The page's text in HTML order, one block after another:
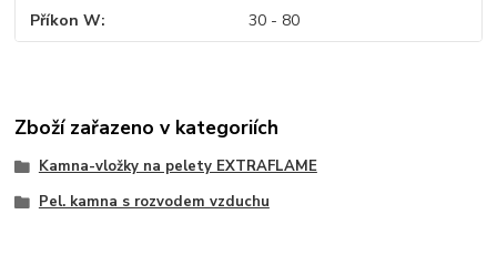
Příkon W 30 - 80
Zboží zařazeno v kategoriích
Kamna-vložky na pelety EXTRAFLAME
Pel. kamna s rozvodem vzduchu